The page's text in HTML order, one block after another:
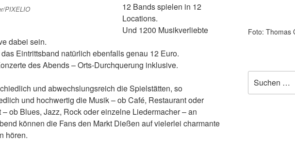
PIXELIO
12 Bands spielen in 12
Locations.
Und 1200 Musikverliebte
dabei sein.
Eintrittsband natürlich ebenfalls genau 12 Euro.
des Abends – Orts-Durchquerung inklusive.
und abwechslungsreich die Spielstätten, so
und hochwertig die Musik – ob Café, Restaurant oder
– ob Blues, Jazz, Rock oder einzelne Liedermacher – an
können die Fans den Markt Dießen auf vielerlei charmante
hören.
Foto: Thomas
nach: